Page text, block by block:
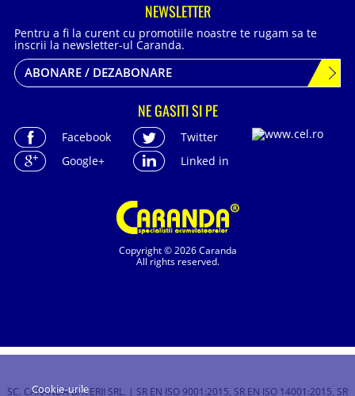
Copyright © 2026 Caranda
All rights reserved.
NEWSLETTER
Pentru a fi la curent cu promotiile noastre te rugam sa te
inscrii la newsletter-ul Caranda.
ABONARE / DEZABONARE
NE GASITI SI PE
Facebook
Twitter
Google+
Linked in
SC. CARANDA BATERII SRL. | SR EN ISO 9001:2015, SR EN ISO 14001:2015, SR
Cookie-urile